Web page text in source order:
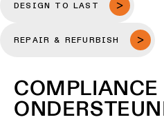
DESIGN TO LAST
REPAIR & REFURBISH
COMPLIANCE